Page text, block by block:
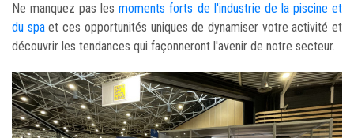
Ne manquez pas lesmoments forts de l'industrie de la piscine et
du spaet ces opportunités uniques de dynamiser votre activité et
découvrir les tendances qui façonneront l'avenir de notre secteur.